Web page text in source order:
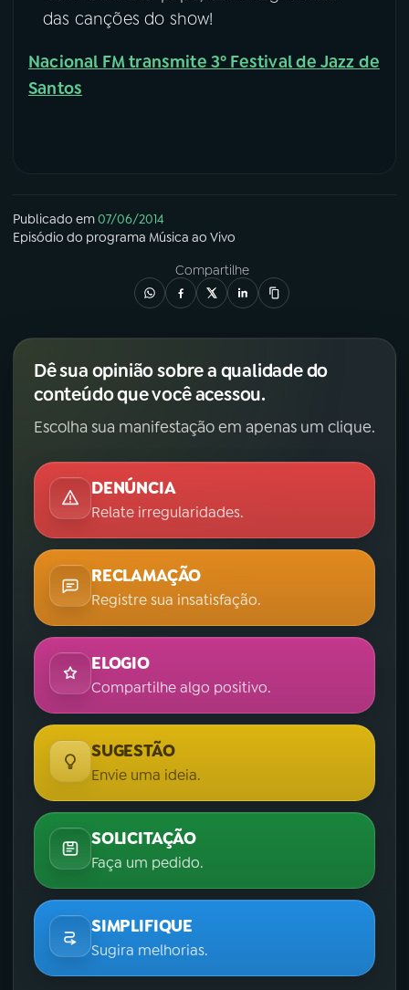
das canções do show!
Nacional FM transmite 3º Festival de Jazz de
Santos
Publicado em07/06/2014
Episódio do programa Música ao Vivo
Compartilhe
Dê sua opinião sobre a qualidade do
conteúdo que você acessou.
Escolha sua manifestação em apenas um clique.
DENÚNCIA
Relate irregularidades.
RECLAMAÇÃO
Registre sua insatisfação.
ELOGIO
Compartilhe algo positivo.
SUGESTÃO
Envie uma ideia.
SOLICITAÇÃO
Faça um pedido.
SIMPLIFIQUE
Sugira melhorias.